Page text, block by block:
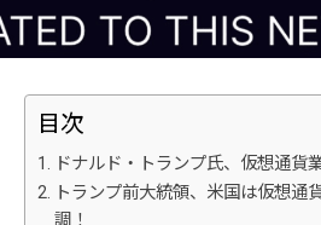
目次
ドナルド・トランプ氏、仮想通貨
トランプ前大統領、米国は仮想通
調！